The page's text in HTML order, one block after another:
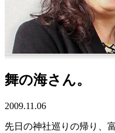
舞の海さん。
2009.11.06
先日の神社巡りの帰り、